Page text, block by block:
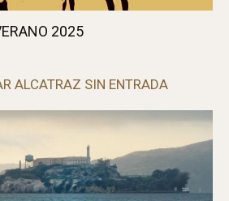
2025
ALCATRAZ SIN ENTRADA